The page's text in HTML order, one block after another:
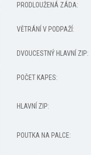
PRODLOUŽENÁ ZÁDA:
VĚTRÁNÍ V PODPAŽÍ :
DVOUCESTNÝ HLAVNÍ ZIP:
POČET KAPES:
HLAVNÍ ZIP:
POUTKA NA PALCE: